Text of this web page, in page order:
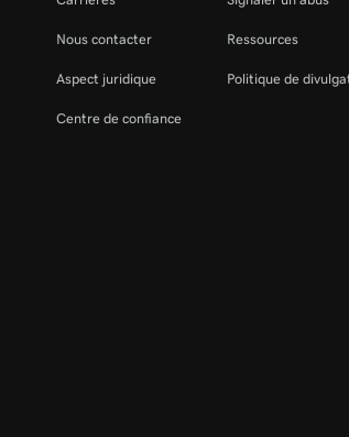
Nous contacter
Aspect juridique
Centre de confiance
Ressources
Politique de